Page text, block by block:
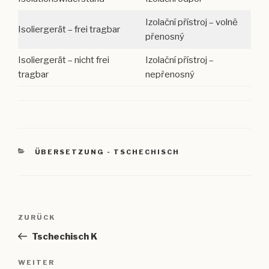
Isoliergerät – frei tragbar
Izolační přístroj – volně
přenosný
Isoliergerät – nicht frei
tragbar
Izolační přístroj –
nepřenosný
KATEGORIEN
ÜBERSETZUNG - TSCHECHISCH
Beitragsnavigation
Vorheriger
Beitrag
ZURÜCK
Tschechisch K
Nächster
WEITER